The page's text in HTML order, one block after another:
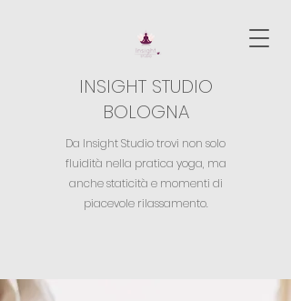
INSIGHT STUDIO
BOLOGNA
Da Insight Studio trovi non solo
fluidità nella pratica yoga, ma
anche staticità e momenti di
piacevole rilassamento.